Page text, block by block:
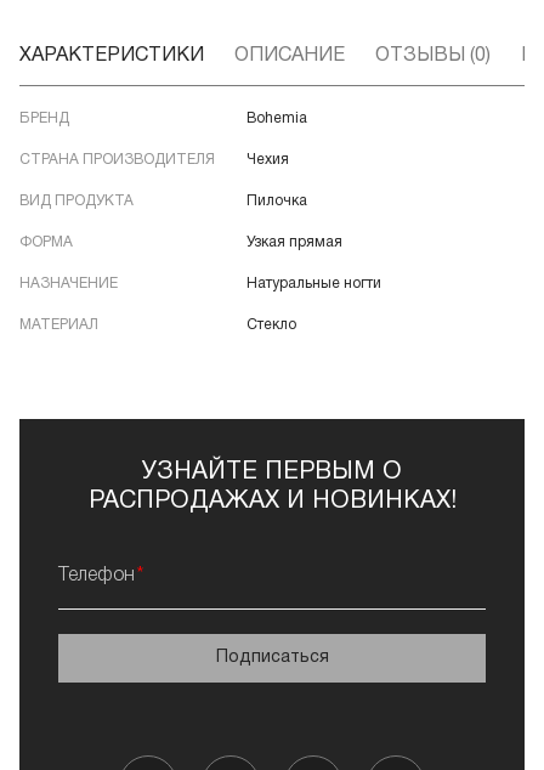
ХАРАКТЕРИСТИКИ ОПИСАНИЕ ОТЗЫВЫ (0)
БРЕНД Bohemia
СТРАНА ПРОИЗВОДИТЕЛЯ Чехия
ВИД ПРОДУКТА Пилочка
ФОРМА Узкая прямая
НАЗНАЧЕНИЕ Натуральные ногти
МАТЕРИАЛ Стекло
УЗНАЙТЕ ПЕРВЫМ О
РАСПРОДАЖАХ И НОВИНКАХ!
Телефон
Подписаться